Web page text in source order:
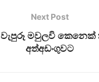
Next Post
වැපුරූ මවුලවි කෙනෙක්
අත්අඩංගුවට